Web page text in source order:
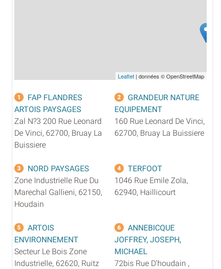
Leaflet | données © OpenStreetMap
1
FAP FLANDRES
ARTOIS PAYSAGES
Zal N?3 200 Rue Leonard
De Vinci, 62700, Bruay La
Buissiere
2
GRANDEUR NATURE
EQUIPEMENT
160 Rue Leonard De Vinci,
62700, Bruay La Buissiere
3
NORD PAYSAGES
Zone Industrielle Rue Du
Marechal Gallieni, 62150,
Houdain
4
TERFOOT
1046 Rue Emile Zola,
62940, Haillicourt
5
ARTOIS
ENVIRONNEMENT
Secteur Le Bois Zone
Industrielle, 62620, Ruitz
6
ANNEBICQUE
JOFFREY, JOSEPH,
MICHAEL
72bis Rue D'houdain ,